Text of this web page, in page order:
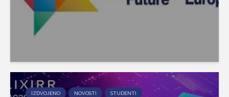
IZDVOJENO NOVOSTI STUDENTI